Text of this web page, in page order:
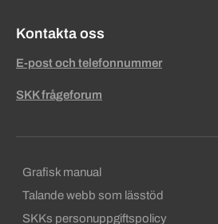
Kontakta oss
E-post och telefonnummer
SKK frågeforum
Sekundära sidfotslänkar
Grafisk manual
Talande webb som lässtöd
SKKs personuppgiftspolicy